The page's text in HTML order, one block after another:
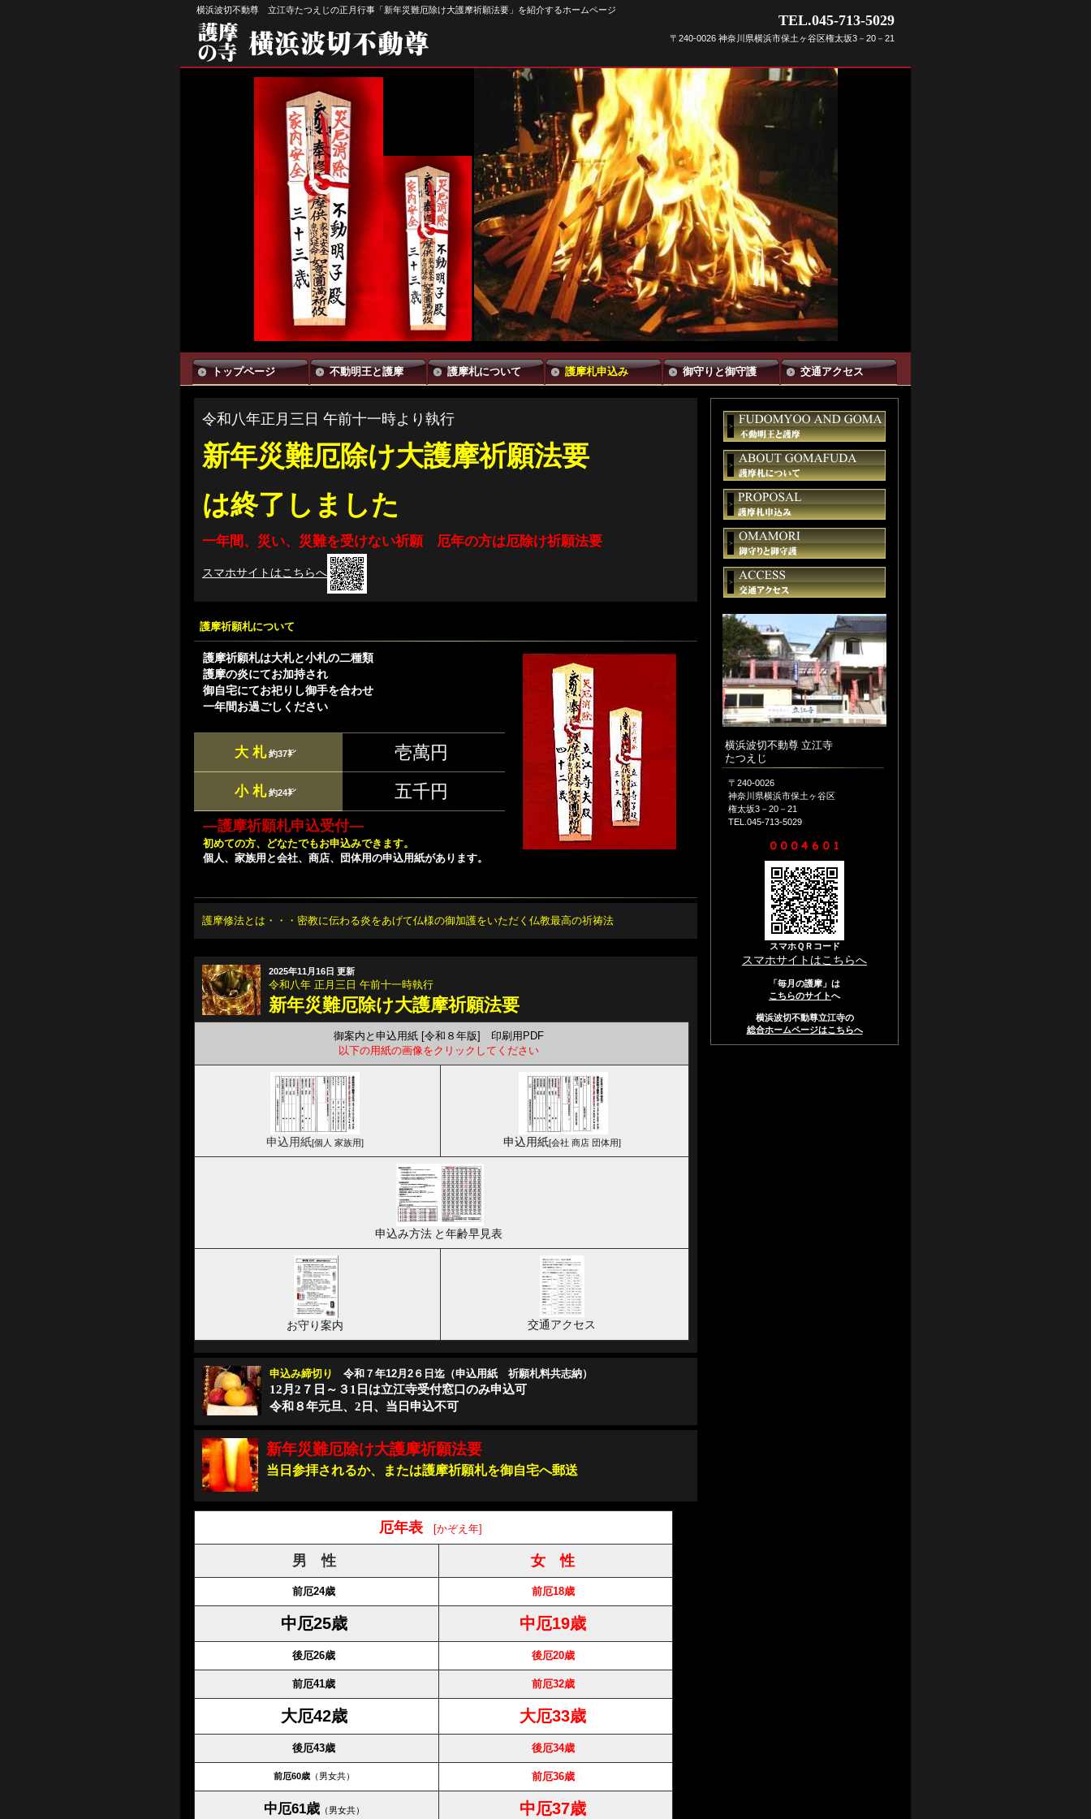
横浜波切不動尊 立江寺たつえじの正月行事「新年災難厄除け大護摩祈願法要」を紹介するホームページ
TEL.045-713-5029
〒240‐0026 神奈川県横浜市保土ヶ谷区権太坂3－20－21
令和八年正月三日 午前十一時より執行
新年災難厄除け大護摩祈願法要
は終了しました
一年間、災い、災難を受けない祈願 厄年の方は厄除け祈願法要
スマホサイトはこちらへ
護摩祈願札について
護摩祈願札は大札と小札の二種類
護摩の炎にてお加持され
御自宅にてお祀りし御手を合わせ
一年間お過ごしください
大 札約37㌢ 壱萬円
小 札約24㌢ 五千円
―護摩祈願札申込受付―
初めての方、どなたでもお申込みできます。
個人、家族用と会社、商店、団体用の申込用紙があります。
護摩修法とは・・・ 密教に伝わる炎をあげて仏様の御加護をいただく仏教最高の祈祷法
2025年11月16日 更新
令和八年 正月三日 午前十一時執行
新年災難厄除け大護摩祈願法要
御案内と申込用紙 [令和８年版] 印刷用PDF
以下の用紙の画像をクリックしてください
申込用紙[個人 家族用] 申込用紙[会社 商店 団体用]
申込み方法 と年齢早見表
お守り案内 交通アクセス
申込み締切り 令和７年12月2６日迄（申込用紙 祈願札料共志納）
12月2７日～３1日は立江寺受付窓口のみ申込可
令和８年元旦、2日、当日申込不可
新年災難厄除け大護摩祈願法要
当日参拝されるか、または護摩祈願札を御自宅へ郵送
厄年表 [かぞえ年]
男 性 女 性
前厄24歳 前厄18歳
中厄25歳 中厄19歳
後厄26歳 後厄20歳
前厄41歳 前厄32歳
大厄42歳 大厄33歳
後厄43歳 後厄34歳
前厄60歳（男女共） 前厄36歳
中厄61歳（男女共） 中厄37歳
トップページ 不動明王と護摩 護摩札について 護摩札申込み 御守りと御守護 交通アクセス
横浜波切不動尊 立江寺
たつえじ
〒240‐0026
神奈川県横浜市保土ヶ谷区
権太坂3－20－21
TEL.045-713-5029
スマホＱＲコード
スマホサイトはこちらへ
「毎月の護摩」は
こちらのサイトへ
横浜波切不動尊立江寺の
総合ホームページはこちらへ